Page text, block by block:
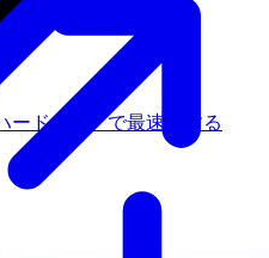
ードウェアで最速にする